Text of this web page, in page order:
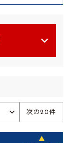
次の20件
▲